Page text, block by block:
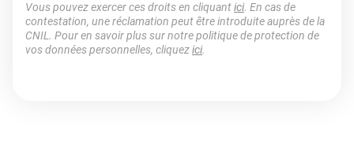
Vous pouvez exercer ces droits en cliquantici. En cas de
contestation, une réclamation peut être introduite auprès de la
CNIL. Pour en savoir plus sur notre politique de protection de
vos données personnelles, cliquezici.